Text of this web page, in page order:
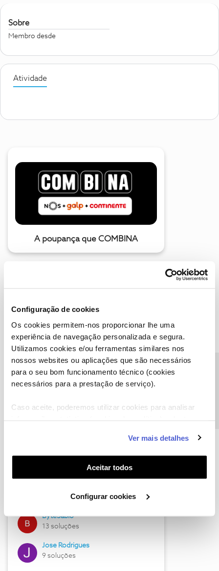
Configuração de cookies
Os cookies permitem-nos proporcionar lhe uma
experiência de navegação personalizada e segura.
Utilizamos cookies e/ou ferramentas similares nos
nossos websites ou aplicações que são necessários
para o seu bom funcionamento técnico (cookies
necessários para a prestação de serviço).
Caso aceite, poderemos utilizar cookies para analisar
funcionalidades (cookies de personalização e
funcionalidade) e adaptar anúncios aos seus interesses
(cookies de publicidade personalizada). Pode gerir a
utilização dos cookies clicando em "Configurar
Ver mais detalhes
Aceitar todos
Configurar cookies
Sobre
Membro desde
Atividade
A poupança que COMBINA
Descubra as novidades de julho
Hall of Fame de julho
17 soluções
ByteSábio
13 soluções
Jose Rodrigues
9 soluções